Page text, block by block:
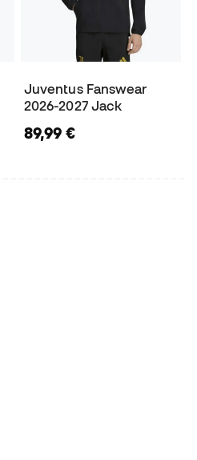
Juventus Fanswear
2026-2027 Jack
89,99 €